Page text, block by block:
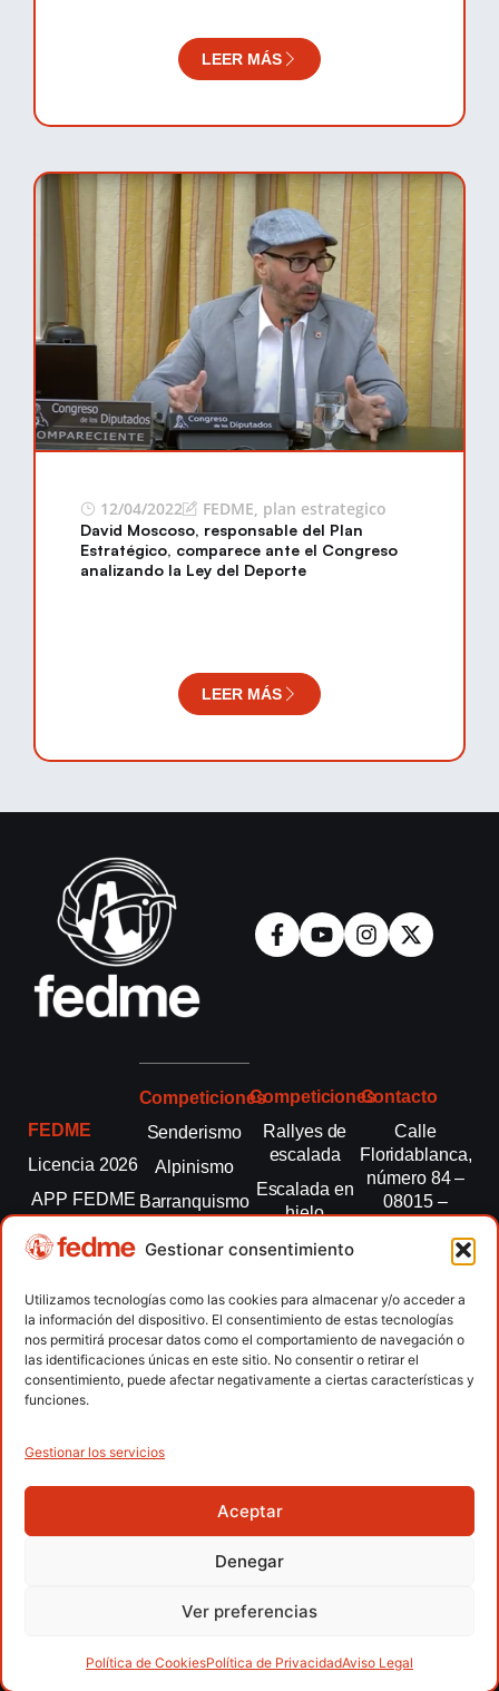
Gestionar consentimiento
Utilizamos tecnologías como las cookies para almacenar y/o acceder a
la información del dispositivo. El consentimiento de estas tecnologías
nos permitirá procesar datos como el comportamiento de navegación o
las identificaciones únicas en este sitio. No consentir o retirar el
consentimiento, puede afectar negativamente a ciertas características y
funciones.
Gestionar los servicios
Aceptar
Denegar
Ver preferencias
Política de CookiesPolítica de PrivacidadAviso Legal
LEER MÁS
12/04/2022 FEDME, plan estrategico
David Moscoso, responsable del Plan
Estratégico, comparece ante el Congreso
analizando la Ley del Deporte
LEER MÁS
FEDME
Licencia 2026
APP FEDME
Transparencia
autonómicas
Clubes
Contacto
Competiciones
Senderismo
Alpinismo
Barranquismo
montaña
Escalada
Escalada
paralimpica
Competiciones
Rallyes de
escalada
Escalada en
hielo
Esquí de
Marcha
Nórdica
Raquetas de
nieve
Contacto
Calle
Floridablanca,
número 84 –
08015 –
fedme@fedme.es
934 264 267
Copyright © 2026 Federación Española de Deportes de
Montaña y Escalada | Desarrollado porTOOOLS
Política de Privacidad APPAccesibilidad